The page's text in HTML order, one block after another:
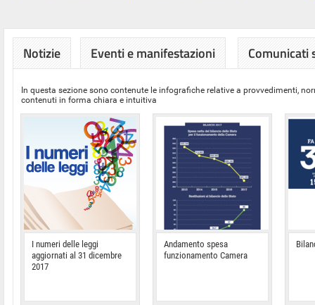
Notizie Eventi e manifestazioni Comunicati
In questa sezione sono contenute le infografiche relative a provvedimenti,
contenuti in forma chiara e intuitiva
I numeri delle leggi
aggiornati al 31 dicembre
2017
Andamento spesa
funzionamento Camera